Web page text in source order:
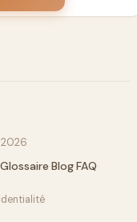
2026
Glossaire·Blog·FAQ·